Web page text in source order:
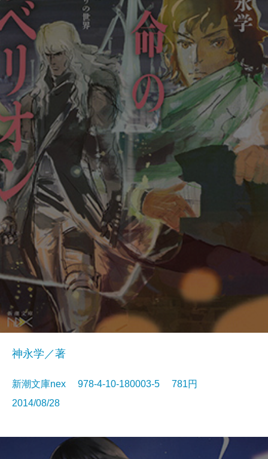
神永学／著
新潮文庫nex 978-4-10-180003-5 781円
2014/08/28